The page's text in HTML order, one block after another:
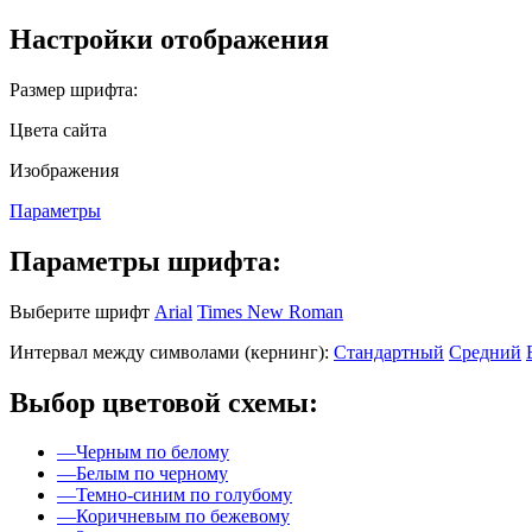
Настройки отображения
Размер шрифта:
Цвета сайта
Изображения
Параметры
Параметры шрифта:
Выберите шрифт Arial Times New Roman
Интервал между символами (кернинг): Стандартный Средний
Выбор цветовой схемы:
—Черным по белому
—Белым по черному
—Темно-синим по голубому
—Коричневым по бежевому